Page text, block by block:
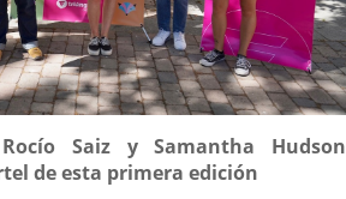
Saiz y Samantha Hudson
de esta primera edición